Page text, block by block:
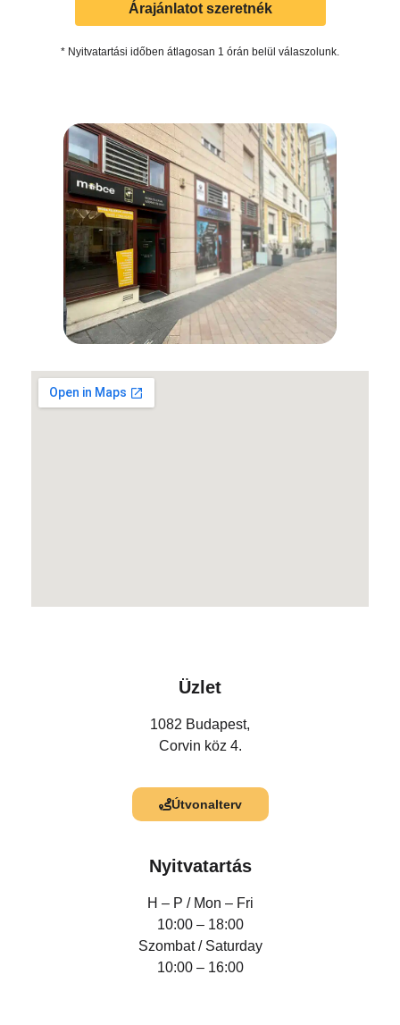
Árajánlatot szeretnék
* Nyitvatartási időben átlagosan 1 órán belül válaszolunk.
Üzlet
1082 Budapest,
Corvin köz 4.
Útvonalterv
Nyitvatartás
H – P / Mon – Fri
10:00 – 18:00
Szombat / Saturday
10:00 – 16:00